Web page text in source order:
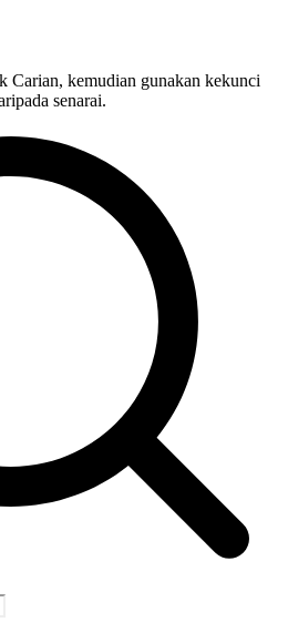
Carian, kemudian gunakan kekunci
senarai.